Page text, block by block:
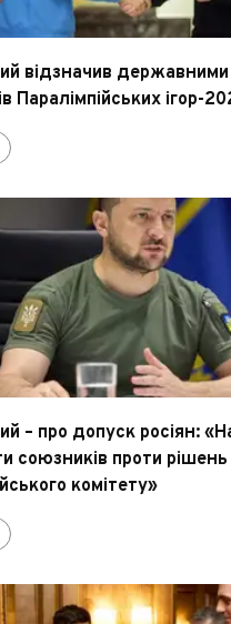
відзначив
Паралімпійських ігор-
– про допуск росіян:
союзників проти
комітету»